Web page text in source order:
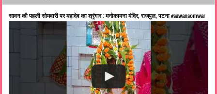
सावन की पहली सोमवारी पर महादेव का श्रृंगार : मनोकामना मंदिर, राजपुल, पटना #sawansomwar